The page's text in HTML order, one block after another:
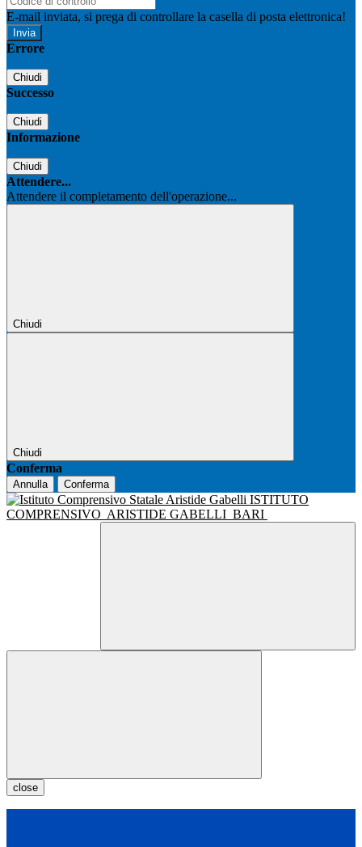
E-mail inviata, si prega di controllare la casella di posta elettronica!
Errore
Chiudi
Successo
Chiudi
Informazione
Chiudi
Attendere...
Attendere il completamento dell'operazione...
Chiudi
Chiudi
Conferma
Annulla Conferma
ISTITUTO
COMPRENSIVO ARISTIDE GABELLI BARI
close